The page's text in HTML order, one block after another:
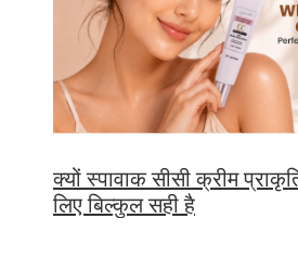
क्यों स्पावाक सीसी क्रीम
लिए बिल्कुल सही है